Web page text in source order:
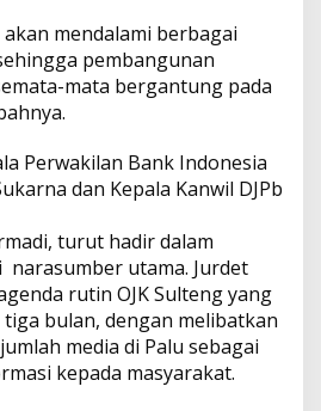
akan mendalami berbagai
pembangunan
mata bergantung pada
Perwakilan Bank Indonesia
dan Kepala Kanwil DJPb
turut hadir dalam
narasumber utama. Jurdet
rutin OJK Sulteng yang
bulan, dengan melibatkan
media di Palu sebagai
kepada masyarakat.